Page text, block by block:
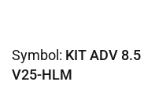
Symbol: KIT ADV 8.5
V25-HLM